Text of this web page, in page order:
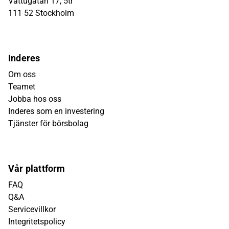
111 52 Stockholm
Inderes
Om oss
Teamet
Jobba hos oss
Inderes som en investering
Tjänster för börsbolag
Vår plattform
FAQ
Q&A
Servicevillkor
Integritetspolicy